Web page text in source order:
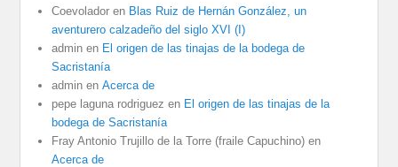
Coevolador en Blas Ruiz de Hernán González, un
aventurero calzadeño del siglo XVI (I)
admin en El origen de las tinajas de la bodega de
Sacristanía
admin enAcerca de
pepe laguna rodriguez en El origen de las tinajas de la
bodega de Sacristanía
Fray Antonio Trujillo de la Torre (fraile Capuchino) en
Acerca de